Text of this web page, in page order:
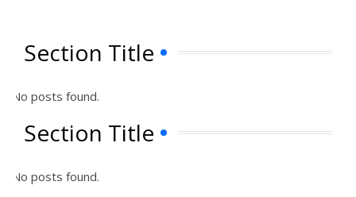
Section Title
No posts found.
Section Title
No posts found.